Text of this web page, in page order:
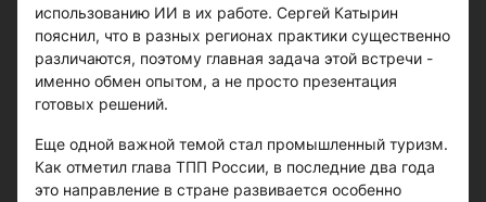
использованию ИИ в их работе. Сергей Катырин
пояснил, что в разных регионах практики существенно
различаются, поэтому главная задача этой встречи -
именно обмен опытом, а не просто презентация
готовых решений.
Еще одной важной темой стал промышленный туризм.
Как отметил глава ТПП России, в последние два года
это направление в стране развивается особенно